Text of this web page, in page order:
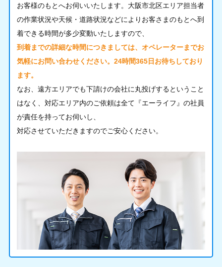
お客様のもとへお伺いいたします。大阪市北区エリア担当者
の作業状況や天候・道路状況などによりお客さまのもとへ到
着できる時間が多少変動いたしますので、
到着までの詳細な時間につきましては、オペレーターまでお
気軽にお問い合わせください。24時間365日お待ちしており
ます。
なお、遠方エリアでも下請けの会社に丸投げするということ
はなく、対応エリア内のご依頼は全て『エーライフ』の社員
が責任を持ってお伺いし、
対応させていただきますのでご安心ください。